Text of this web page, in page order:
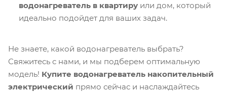
водонагреватель в квартиру или дом, который
идеально подойдет для ваших задач.
Не знаете, какой водонагреватель выбрать?
Свяжитесь с нами, и мы подберем оптимальную
модель! Купите водонагреватель накопительный
электрический прямо сейчас и наслаждайтесь